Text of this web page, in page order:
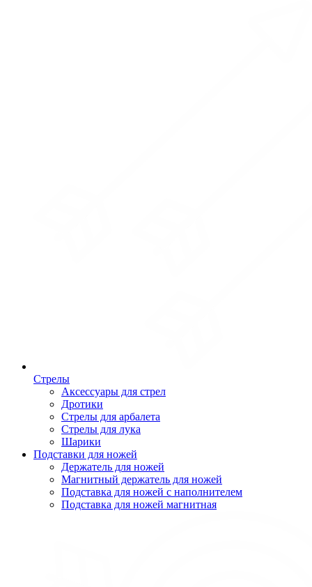
Стрелы
Аксессуары для стрел
Дротики
Стрелы для арбалета
Стрелы для лука
Шарики
Подставки для ножей
Держатель для ножей
Магнитный держатель для ножей
Подставка для ножей с наполнителем
Подставка для ножей магнитная